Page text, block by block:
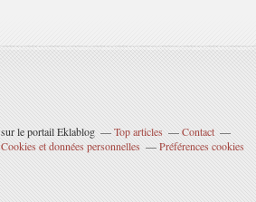
sur le portail Eklablog Top articles
Contact
Cookies et données personnelles Préférences cookies